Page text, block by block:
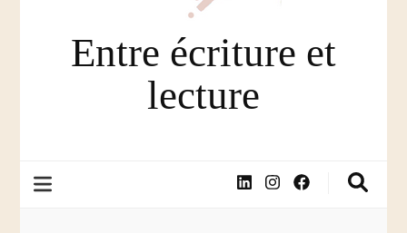
Entre écriture et
lecture